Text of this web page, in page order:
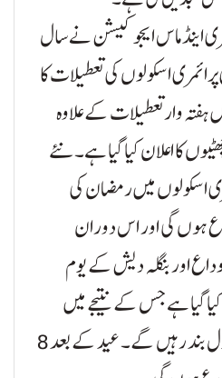
اینڈ ماس ایجوکیشن نے سال
پرائمری اسکولوں کی تعطیلات کا
وار تعطیلات کے علاوہ
76 دن کی چھٹیوں کا اعلان کیا گیا ہے۔ نئے
اسکولوں میں رمضان کی
شروع ہوں گی اور اس دوران
اور بنگلہ دیش کے یوم
گیا ہے جس کے نتیجے میں
مجموعی طور پر 28 دن اسکول بند رہیں گے۔ عید کے بعد 8